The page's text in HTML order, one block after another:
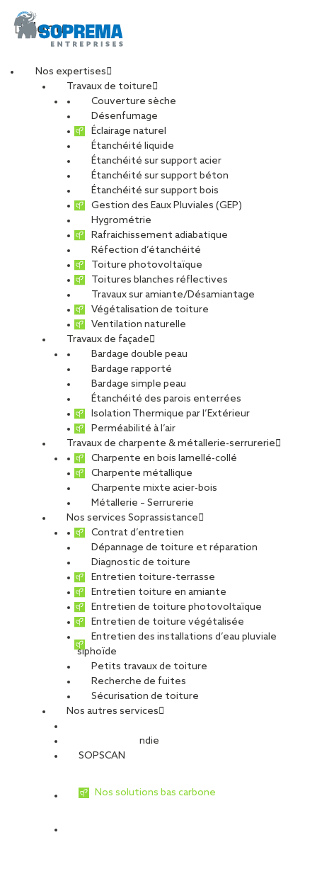
Menu
Nos expertises
Travaux de toiture
Couverture sèche
Désenfumage
Éclairage naturel
Étanchéité liquide
Étanchéité sur support acier
Étanchéité sur support béton
Étanchéité sur support bois
Gestion des Eaux Pluviales (GEP)
Hygrométrie
Rafraichissement adiabatique
Réfection d’étanchéité
Toiture photovoltaïque
Toitures blanches réflectives
Travaux sur amiante/Désamiantage
Végétalisation de toiture
Ventilation naturelle
Travaux de façade
Bardage double peau
Bardage rapporté
Bardage simple peau
Étanchéité des parois enterrées
Isolation Thermique par l’Extérieur
Perméabilité à l’air
Travaux de charpente & métallerie-serrurerie
Charpente en bois lamellé-collé
Charpente métallique
Charpente mixte acier-bois
Métallerie – Serrurerie
Nos services Soprassistance
Contrat d’entretien
Dépannage de toiture et réparation
Diagnostic de toiture
Entretien toiture-terrasse
Entretien toiture en amiante
Entretien de toiture photovoltaïque
Entretien de toiture végétalisée
Entretien des installations d’eau pluviale
siphoïde
Petits travaux de toiture
Recherche de fuites
Sécurisation de toiture
Nos autres services
Sécurité Incendie
SOPSCAN
Nos solutions bas carbone
2023_BCM_Passe à
poissons Rhinau_3
PARTAGER
11 avril 2023